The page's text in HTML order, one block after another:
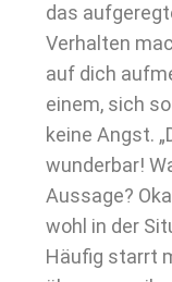
das
Verhalten
auf dich
einem, sich
keine Angst.
wunderbar!
Aussage?
wohl in der
Häufig starrt